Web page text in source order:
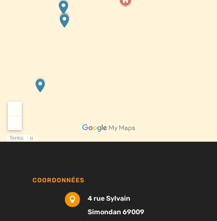
COORDONNÉES

4 rue Sylvain
Simondan 69009